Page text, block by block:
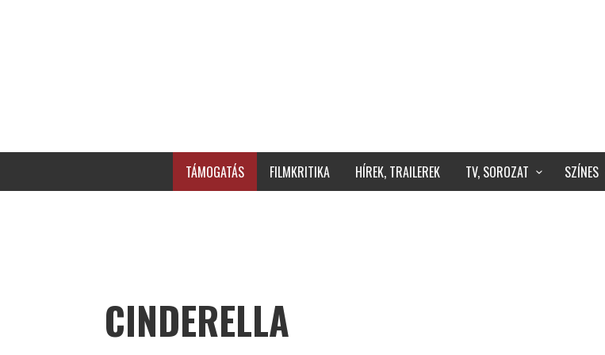
TÁMOGATÁS FILMKRITIKA HÍREK, TRAILEREK TV, SOROZAT SZÍNES
CINDERELLA